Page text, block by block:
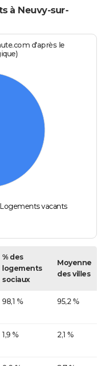
à Neuvy-sur-
d'après le
Logements vacants
% des
logements
sociaux
Moyenne
des villes
98,1 % 95,2 %
1,9 % 2,1 %